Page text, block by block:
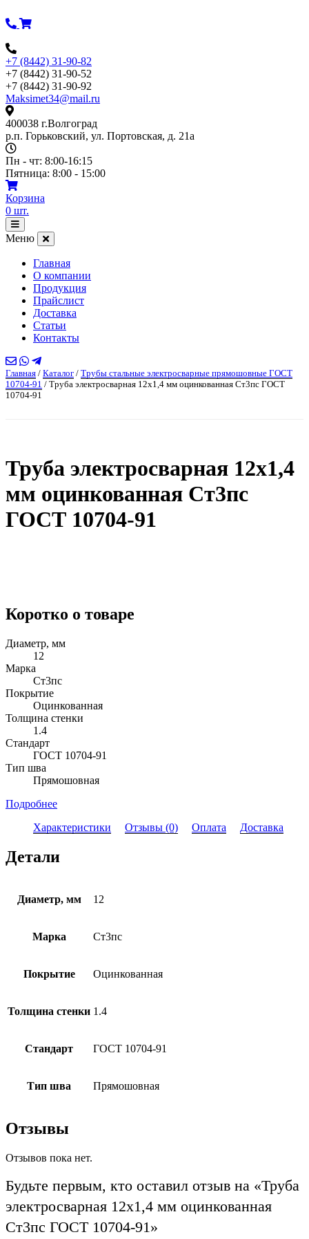
к
+7 (8442) 31-90-82
+7 (8442) 31-90-52
+7 (8442) 31-90-92
Maksimet34@mail.ru
400038 г.Волгоград
р.п. Горьковский, ул. Портовская, д. 21а
Пн - чт: 8:00-16:15
Пятница: 8:00 - 15:00
Корзина
0 шт.
Открыть
меню
Меню
Главная
О компании
Продукция
Прайслист
Доставка
Статьи
Контакты
Главная / Каталог / Трубы стальные электросварные прямошовные ГОСТ
10704-91 / Труба электросварная 12х1,4 мм оцинкованная Ст3пс ГОСТ
10704-91
Труба электросварная 12х1,4
мм оцинкованная Ст3пс
ГОСТ 10704-91
Коротко о товаре
Диаметр, мм
12
Марка
Ст3пс
Покрытие
Оцинкованная
Толщина стенки
1.4
Стандарт
ГОСТ 10704-91
Тип шва
Прямошовная
Подробнее
Характеристики
Отзывы (0) Оплата Доставка
Детали
Диаметр, мм 12
Марка Ст3пс
Покрытие Оцинкованная
Толщина стенки 1.4
Стандарт ГОСТ 10704-91
Тип шва Прямошовная
Отзывы
Отзывов пока нет.
Будьте первым, кто оставил отзыв на «Труба
электросварная 12х1,4 мм оцинкованная
Ст3пс ГОСТ 10704-91»